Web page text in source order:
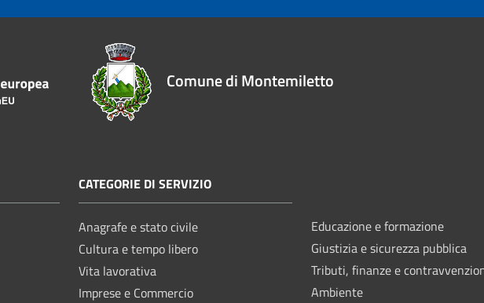
Comune di Montemiletto
CATEGORIE DI SERVIZIO
Anagrafe e stato civile
Cultura e tempo libero
Vita lavorativa
Imprese e Commercio
Educazione e formazione
Giustizia e sicurezza pubblica
Tributi, finanze e
Ambiente